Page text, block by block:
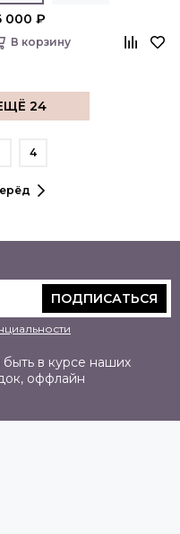
000 ₽
В корзину
24
4
ПОДПИСАТЬСЯ
в курсе наших
оффлайн